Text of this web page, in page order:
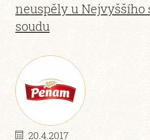
neuspěly u
soudu
20.4.2017